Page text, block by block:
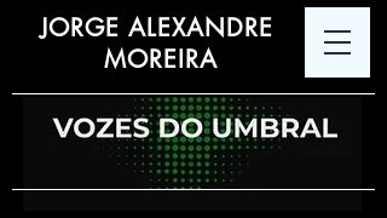
JORGE ALEXANDRE
MOREIRA